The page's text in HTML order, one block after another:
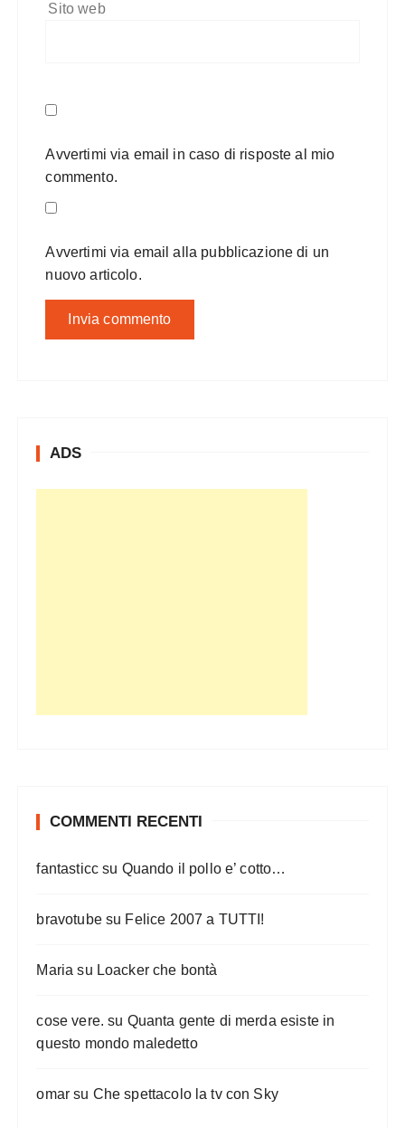
Sito web
Avvertimi via email in caso di risposte al mio
commento.
Avvertimi via email alla pubblicazione di un
nuovo articolo.
ADS
COMMENTI RECENTI
fantasticc su Quando il pollo e’ cotto…
bravotubesu Felice 2007 a TUTTI!
Maria su Loacker che bontà
cose vere. su Quanta gente di merda esiste in
questo mondo maledetto
omar su Che spettacolo la tv con Sky